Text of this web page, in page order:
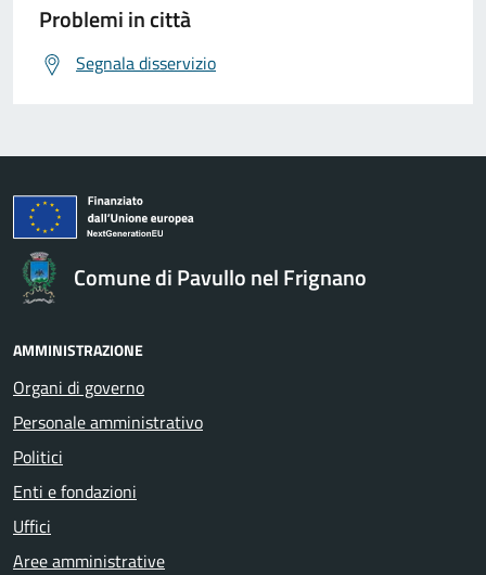
Problemi in città
Segnala disservizio
Comune di Pavullo nel Frignano
AMMINISTRAZIONE
Organi di governo
Personale amministrativo
Politici
Enti e fondazioni
Uffici
Aree amministrative